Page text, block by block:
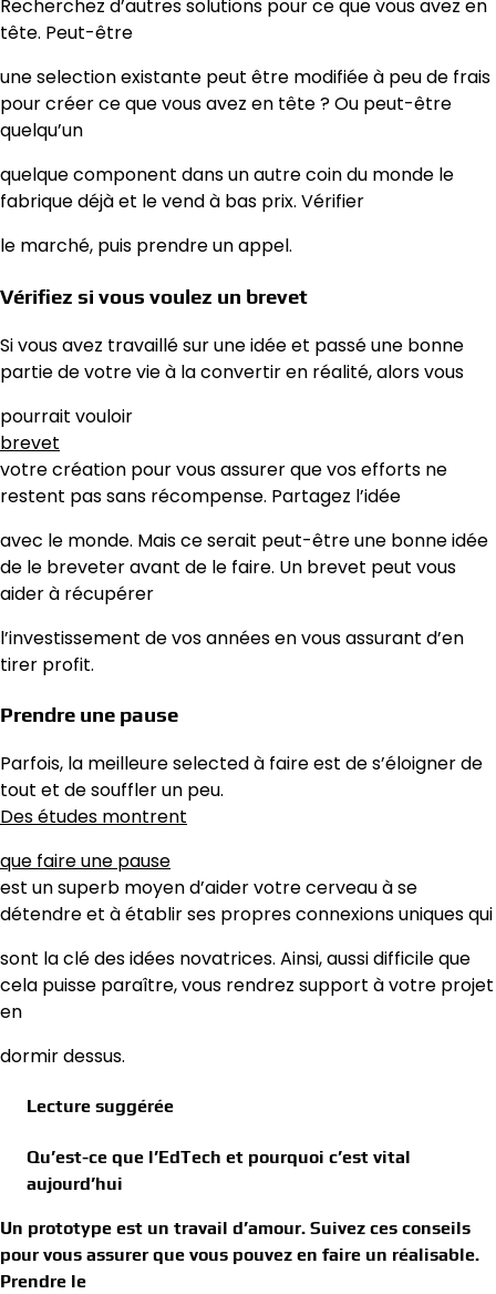
Recherchez d’autres solutions pour ce que vous avez en
tête. Peut-être
une selection existante peut être modifiée à peu de frais
pour créer ce que vous avez en tête ? Ou peut-être
quelqu’un
quelque component dans un autre coin du monde le
fabrique déjà et le vend à bas prix. Vérifier
le marché, puis prendre un appel.
Vérifiez si vous voulez un brevet
Si vous avez travaillé sur une idée et passé une bonne
partie de votre vie à la convertir en réalité, alors vous
pourrait vouloir
brevet
votre création pour vous assurer que vos efforts ne
restent pas sans récompense. Partagez l’idée
avec le monde. Mais ce serait peut-être une bonne idée
de le breveter avant de le faire. Un brevet peut vous
aider à récupérer
l’investissement de vos années en vous assurant d’en
tirer profit.
Prendre une pause
Parfois, la meilleure selected à faire est de s’éloigner de
tout et de souffler un peu.
Des études montrent
que faire une pause
est un superb moyen d’aider votre cerveau à se
détendre et à établir ses propres connexions uniques qui
sont la clé des idées novatrices. Ainsi, aussi difficile que
cela puisse paraître, vous rendrez support à votre projet
en
dormir dessus.
Lecture suggérée
Qu’est-ce que l’EdTech et pourquoi c’est vital
aujourd’hui
Un prototype est un travail d’amour. Suivez ces conseils
pour vous assurer que vous pouvez en faire un réalisable.
Prendre le